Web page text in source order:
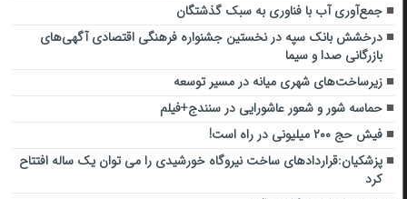
جمع‌آوری آب با فناوری به سبک گذشتگان
درخشش بانک سپه در نخستین جشنواره فرهنگی اقتصادی آگهی‌های
بازرگانی صدا و سیما
زیرساخت‌های شهری میانه در مسیر توسعه
حماسه شور و شعور عاشورایی در سنندج+فیلم
فیش حج ۲۰۰ میلیونی در راه است!
پزشکیان:قراردادهای ساخت نیروگاه‌ خورشیدی را می توان یک ساله افتتاح
کرد